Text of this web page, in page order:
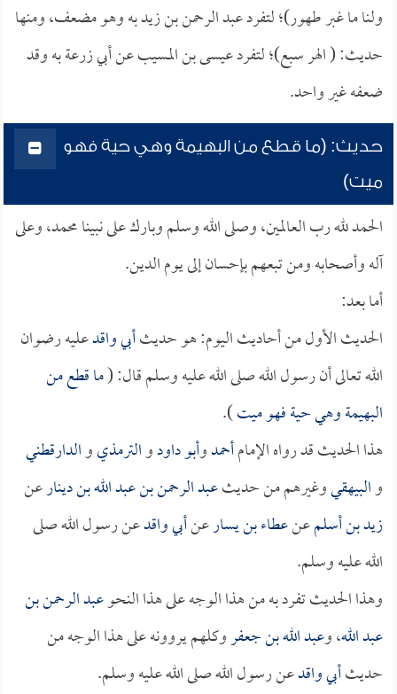
ولنا ما غبر طهور)؛ لتفرد عبد الرحمن بن زيد به وهو مضعف، ومنها
حديث: ( الهر سبع)؛ لتفرد عيسى بن المسيب عن أبي زرعة به وقد
ضعفه غير واحد.
حديث: (ما قطع من البهيمة وهي حية فهو
ميت)
الحمد لله رب العالمين، وصلى الله وسلم وبارك على نبينا محمد، وعلى
آله وأصحابه ومن تبعهم بإحسان إلى يوم الدين.
أما بعد:
الحديث الأول من أحاديث اليوم: هو حديثأبي واقدعليه رضوان
الله تعالى أن رسول الله صلى الله عليه وسلم قال: (ما قطع من
البهيمة وهي حية فهو ميت).
هذا الحديث قد رواه الإمامأحمدوأبو داودوالترمذيوالدارقطني
والبيهقيوغيرهم من حديثعبد الرحمن بن عبد الله بن دينارعن
زيد بن أسلمعنعطاء بن يسارعنأبي واقدعن رسول الله صلى
الله عليه وسلم.
وهذا الحديث تفرد به من هذا الوجه على هذا النحوعبد الرحمن بن
عبد الله، وعبد الله بن جعفروكلهم يروونه على هذا الوجه من
حديثأبي واقدعن رسول الله صلى الله عليه وسلم.